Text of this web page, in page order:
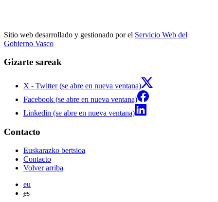
Sitio web desarrollado y gestionado por el Servicio Web del
Gobierno Vasco
Gizarte sareak
X - Twitter (se abre en nueva ventana)
Facebook (se abre en nueva ventana)
Linkedin (se abre en nueva ventana)
Contacto
Euskarazko bertsioa
Contacto
Volver arriba
eu
es